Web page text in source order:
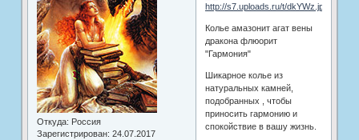
Откуда: Россия
Зарегистрирован: 24.07.2017
Колье амазонит агат вены
дракона флюорит
"Гармония"
Шикарное колье из
натуральных камней,
подобранных , чтобы
приносить гармонию и
спокойствие в вашу жизнь.